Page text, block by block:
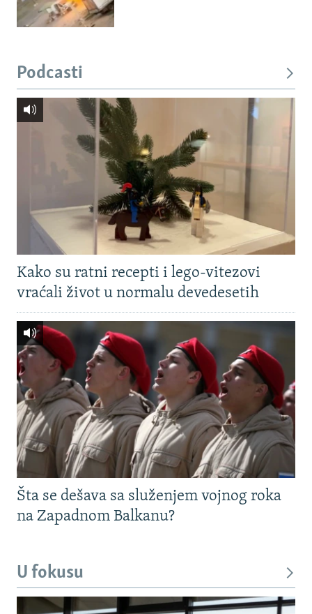
Podcasti
Kako su ratni recepti i lego-vitezovi
vraćali život u normalu devedesetih
Šta se dešava sa služenjem vojnog roka
na Zapadnom Balkanu?
U fokusu